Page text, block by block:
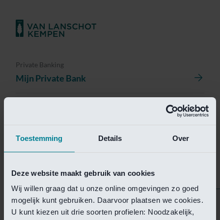
Toestemming Details Over
Deze website maakt gebruik van cookies
Wij willen graag dat u onze online omgevingen zo goed
mogelijk kunt gebruiken. Daarvoor plaatsen we cookies.
U kunt kiezen uit drie soorten profielen: Noodzakelijk,
Private Banking
Mijn Private Bank
Helaas is deze pagina